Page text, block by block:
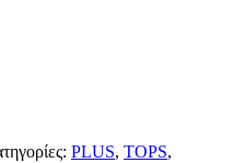
PLUS, TOPS,